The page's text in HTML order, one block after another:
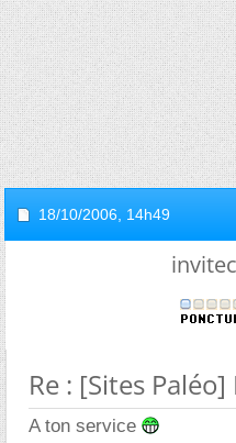
18/10/2006, 14h49
Re : [Sites
A ton service